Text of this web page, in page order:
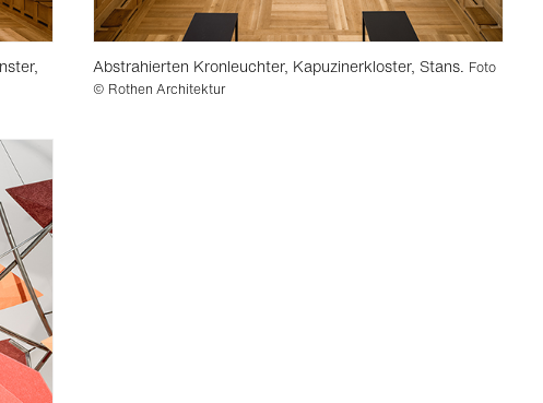
Abstrahierten Kronleuchter, Kapuzinerkloster, Stans. Foto
© Rothen Architektur